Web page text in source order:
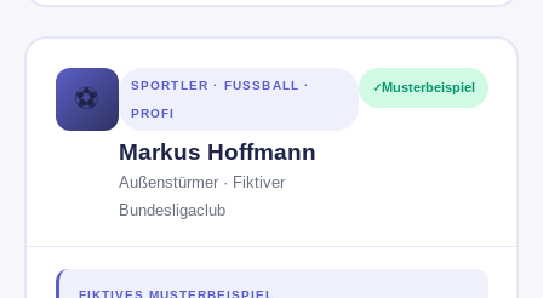
⚽ SPORTLER · FUSSBALL · P
ROFI
Markus Hoffmann
Außenstürmer · Fiktiver
Bundesligaclub
Musterbeispiel
FIKTIVES MUSTERBEISPIEL